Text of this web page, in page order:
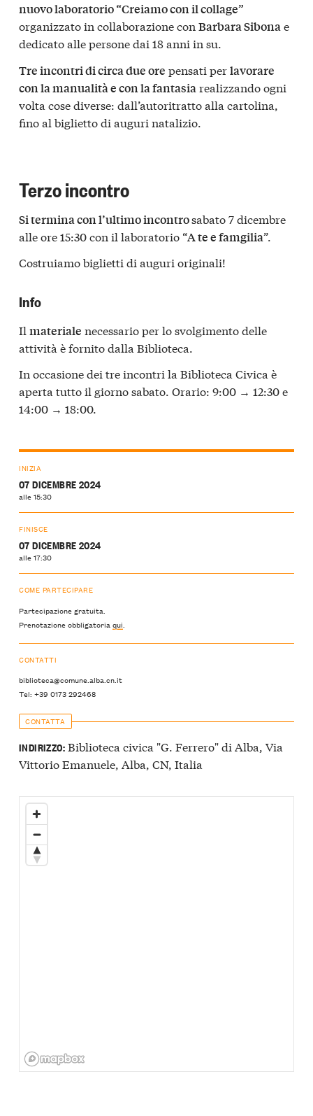
nuovo laboratorio “Creiamo con il collage”
organizzato in collaborazione con Barbara Sibonae
dedicato alle persone dai 18 anni in su.
Tre incontri di circa due ore pensati perlavorare
con la manualità e con la fantasiarealizzando ogni
volta cose diverse: dall’autoritratto alla cartolina,
fino al biglietto di auguri natalizio.
Terzo incontro
Si termina con l’ultimo incontrosabato 7 dicembre
alle ore 15:30 con il laboratorio “A te e famgilia”.
Costruiamo biglietti di auguri originali!
Info
Il materiale necessario per lo svolgimento delle
attività è fornito dalla Biblioteca.
In occasione dei tre incontri la Biblioteca Civica è
aperta tutto il giorno sabato. Orario: 9:00 → 12:30 e
14:00 → 18:00.
INIZIA
07 DICEMBRE 2024
alle 15:30
FINISCE
07 DICEMBRE 2024
alle 17:30
COME PARTECIPARE
Partecipazione gratuita.
Prenotazione obbligatoriaqui.
CONTATTI
biblioteca@comune.alba.cn.it
Tel: +39 0173 292468
CONTATTA
INDIRIZZO:Biblioteca civica "G. Ferrero" di Alba, Via
Vittorio Emanuele, Alba, CN, Italia